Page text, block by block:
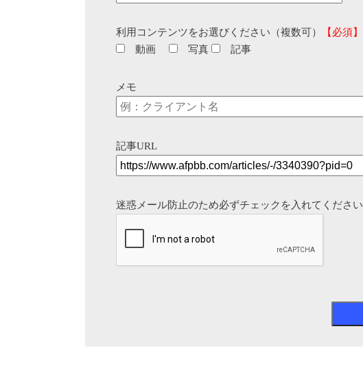
利用コンテンツをお選びください（複数可）
【必須】
動画
写真 記事
メモ
記事URL
迷惑メール防止のため必ずチェックを入れてください